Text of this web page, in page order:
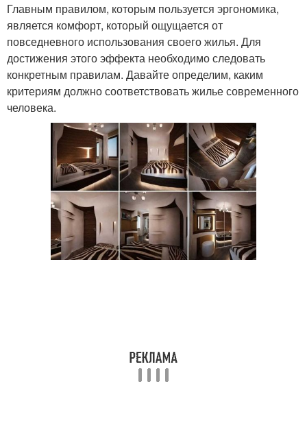
Главным правилом, которым пользуется эргономика,
является комфорт, который ощущается от
повседневного использования своего жилья. Для
достижения этого эффекта необходимо следовать
конкретным правилам. Давайте определим, каким
критериям должно соответствовать жилье современного
человека.